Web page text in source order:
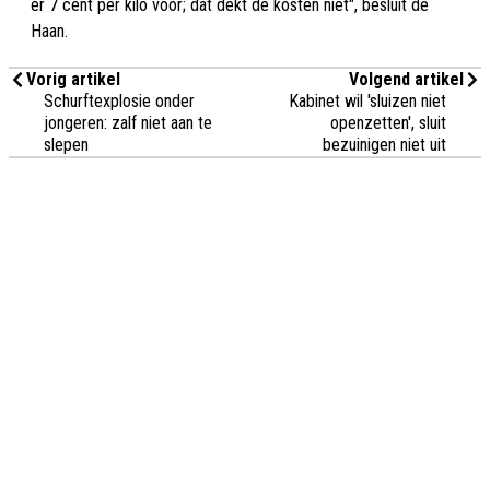
er 7 cent per kilo voor; dat dekt de kosten niet", besluit de
Haan.
Vorig artikel
Schurftexplosie onder
jongeren: zalf niet aan te
slepen
Volgend artikel
Kabinet wil 'sluizen niet
openzetten', sluit
bezuinigen niet uit